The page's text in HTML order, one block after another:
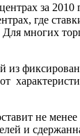
за
где
многих
из
не
и